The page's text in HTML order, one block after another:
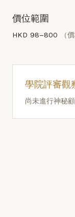
價位範圍
HKD 98–800 （
學院評審觀
尚未進行神秘